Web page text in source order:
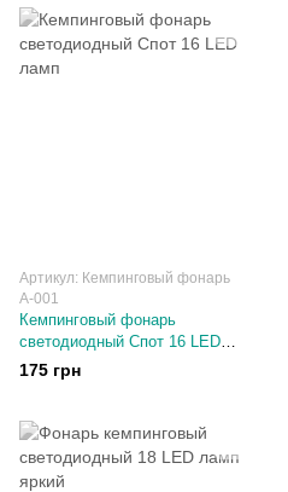
Артикул: Кемпинговый фонарь
А-001
Кемпинговый фонарь
светодиодный Спот 16 LED
ламп
175 грн